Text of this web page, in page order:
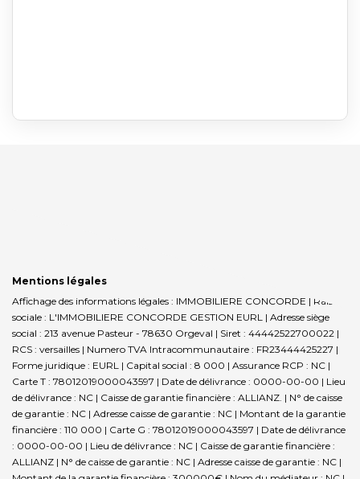
Mentions légales
Affichage des informations légales : IMMOBILIERE CONCORDE | Raison
sociale : L'IMMOBILIERE CONCORDE GESTION EURL | Adresse siège
social : 213 avenue Pasteur - 78630 Orgeval | Siret : 44442522700022 |
RCS : versailles | Numero TVA Intracommunautaire : FR23444425227 |
Forme juridique : EURL | Capital social : 8 000 | Assurance RCP : NC |
Carte T : 78012019000043597 | Date de délivrance : 0000-00-00 | Lieu
de délivrance : NC | Caisse de garantie financière : ALLIANZ. | N° de caisse
de garantie : NC | Adresse caisse de garantie : NC | Montant de la garantie
financière : 110 000 | Carte G : 78012019000043597 | Date de délivrance
: 0000-00-00 | Lieu de délivrance : NC | Caisse de garantie financière :
ALLIANZ | N° de caisse de garantie : NC | Adresse caisse de garantie : NC |